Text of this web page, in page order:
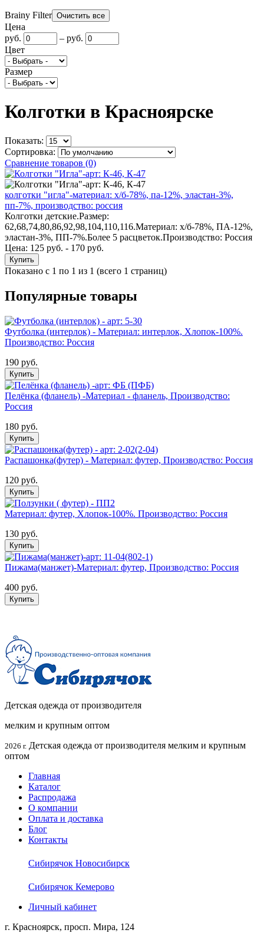
Brainy Filter
Цена
руб.
– руб.
Цвет
Размер
Колготки в Красноярске
Показать:
Сортировка:
Сравнение товаров (0)
колготки "игла"-материал: х/б-78%, па-12%, эластан-3%,
пп-7%, производство: россия
Колготки детские.Размер:
62,68,74,80,86,92,98,104,110,116.Материал: х/б-78%, ПА-12%,
эластан-3%, ПП-7%.Более 5 расцветок.Производство: Россия
Цена: 125 руб. - 170 руб.
Купить
Показано с 1 по 1 из 1 (всего 1 страниц)
Популярные товары
Футболка (интерлок) - Материал: интерлок, Хлопок-100%.
Производство: Россия
190 руб.
Купить
Пелёнка (фланель) -Материал - фланель, Производство:
Россия
180 руб.
Купить
Распашонка(футер) - Материал: футер, Производство: Россия
120 руб.
Купить
Материал: футер, Хлопок-100%. Производство: Россия
130 руб.
Купить
Пижама(манжет)-Материал: футер, Производство: Россия
400 руб.
Купить
Детская одежда от производителя
мелким и крупным оптом
2026 г. Детская одежда от производителя мелким и крупным
оптом
Главная
Каталог
Распродажа
О компании
Оплата и доставка
Блог
Контакты
Сибирячок Новосибирск
Сибирячок Кемерово
Личный кабинет
г. Красноярск, просп. Мира, 124